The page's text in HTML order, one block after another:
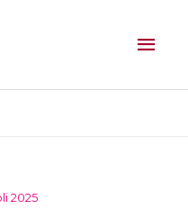
2025